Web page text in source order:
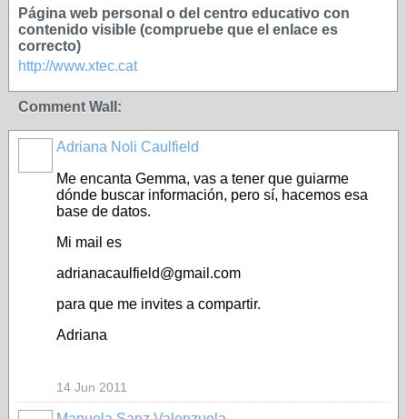
Página web personal o del centro educativo con
contenido visible (compruebe que el enlace es
correcto)
http://www.xtec.cat
Comment Wall:
Adriana Noli Caulfield
Me encanta Gemma, vas a tener que guiarme
dónde buscar información, pero sí, hacemos esa
base de datos.
Mi mail es
adrianacaulfield@gmail.com
para que me invites a compartir.
Adriana
14 Jun 2011